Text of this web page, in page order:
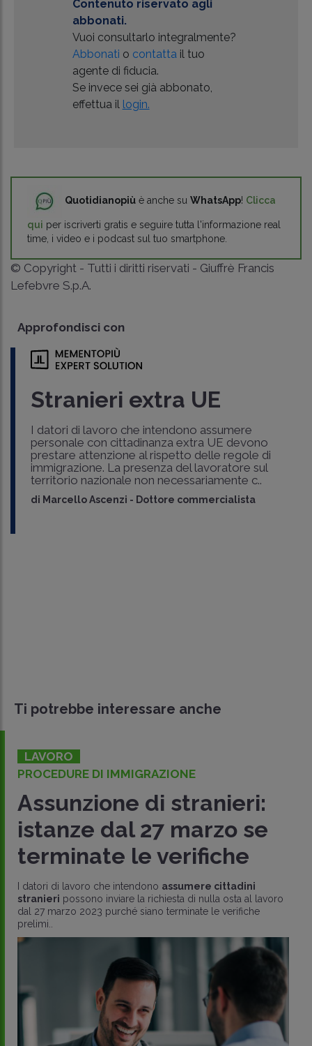
Contenuto riservato agli
abbonati.
Vuoi consultarlo integralmente?
Abbonati o contatta il tuo
agente di fiducia.
Se invece sei già abbonato,
effettua il login.
Quotidianopiù è anche su WhatsApp! Clicca
qui per iscriverti gratis e seguire tutta l'informazione real
time, i video e i podcast sul tuo smartphone.
© Copyright - Tutti i diritti riservati - Giuffrè Francis
Lefebvre S.p.A.
Approfondisci con
Stranieri extra UE
I datori di lavoro che intendono assumere
personale con cittadinanza extra UE devono
prestare attenzione al rispetto delle regole di
immigrazione. La presenza del lavoratore sul
territorio nazionale non necessariamente c..
di Marcello Ascenzi - Dottore commercialista
Ti potrebbe interessare anche
LAVORO
PROCEDURE DI IMMIGRAZIONE
Assunzione di stranieri:
istanze dal 27 marzo se
terminate le verifiche
I datori di lavoro che intendono assumere cittadini
stranieri possono inviare la richiesta di nulla osta al lavoro
dal 27 marzo 2023 purché siano terminate le verifiche
prelimi..